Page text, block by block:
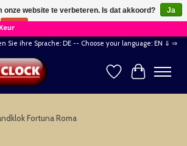
164 Reviews ×
Sie ihre Sprache: DE -- Choose your language: EN ⇓ ⇒
Verlanglijst
Fortuna Roma
onze website te verbeteren. Is dat akkoord?
Ja
Nee